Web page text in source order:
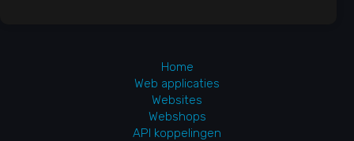
Home
Web applicaties
Websites
Webshops
API koppelingen